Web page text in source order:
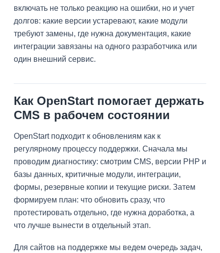
включать не только реакцию на ошибки, но и учет
долгов: какие версии устаревают, какие модули
требуют замены, где нужна документация, какие
интеграции завязаны на одного разработчика или
один внешний сервис.
Как OpenStart помогает держать
CMS в рабочем состоянии
OpenStart подходит к обновлениям как к
регулярному процессу поддержки. Сначала мы
проводим диагностику: смотрим CMS, версии PHP и
базы данных, критичные модули, интеграции,
формы, резервные копии и текущие риски. Затем
формируем план: что обновить сразу, что
протестировать отдельно, где нужна доработка, а
что лучше вынести в отдельный этап.
Для сайтов на поддержке мы ведем очередь задач,